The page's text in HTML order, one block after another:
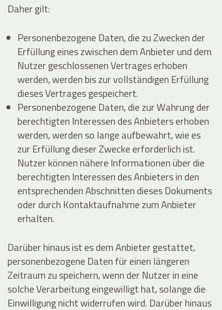
Daher gilt:
Personenbezogene Daten, die zu Zwecken der
Erfüllung eines zwischen dem Anbieter und dem
Nutzer geschlossenen Vertrages erhoben
werden, werden bis zur vollständigen Erfüllung
dieses Vertrages gespeichert.
Personenbezogene Daten, die zur Wahrung der
berechtigten Interessen des Anbieters erhoben
werden, werden so lange aufbewahrt, wie es
zur Erfüllung dieser Zwecke erforderlich ist.
Nutzer können nähere Informationen über die
berechtigten Interessen des Anbieters in den
entsprechenden Abschnitten dieses Dokuments
oder durch Kontaktaufnahme zum Anbieter
erhalten.
Darüber hinaus ist es dem Anbieter gestattet,
personenbezogene Daten für einen längeren
Zeitraum zu speichern, wenn der Nutzer in eine
solche Verarbeitung eingewilligt hat, solange die
Einwilligung nicht widerrufen wird. Darüber hinaus